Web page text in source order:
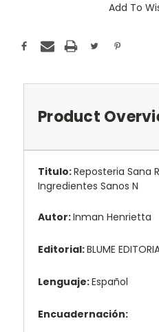
Add To
Product
Titulo:Reposteria Sana
Ingredientes Sanos N
Autor:Inman Henrietta
Editorial:BLUME
Lenguaje:Español
Encuadernación: